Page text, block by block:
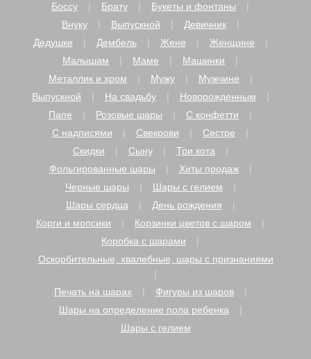
Боссу
Брату
Букеты и фонтаны
Внуку
Выпускной
Девичник
Дедушке
Дембель Жене
Женщине
Малышам
Маме
Машинки
Металлик и хром
Мужу
Мужчине
Выпускной
На свадьбу
Новорожденным
Папе
Розовые шары
С конфетти
С надписями
Свекрови
Сестре
Скидки
Сыну
Три кота
Фольгированные шары
Хиты продаж
Черные шары
Шары с гелием
Шары сердца
День рождения
Корги и мопсики
Корзинки цветов с шаром
Коробка с шарами
Оскорбительные, хвалебные, шары с признаниями
Печать на шарах
Фигуры из шаров
Шары на определение пола ребенка
Шары с гелием